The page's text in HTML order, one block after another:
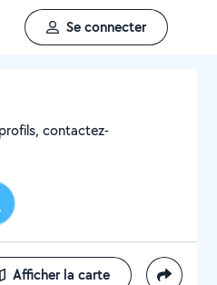
Se connecter
contactez-
Afficher la carte